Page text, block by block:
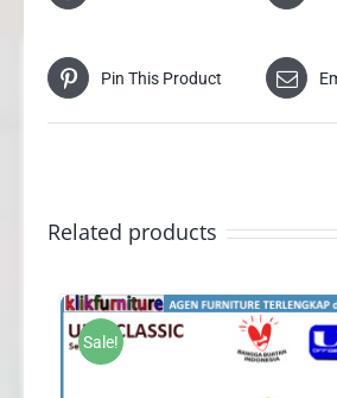
Pin This Product
Related products
Sale!